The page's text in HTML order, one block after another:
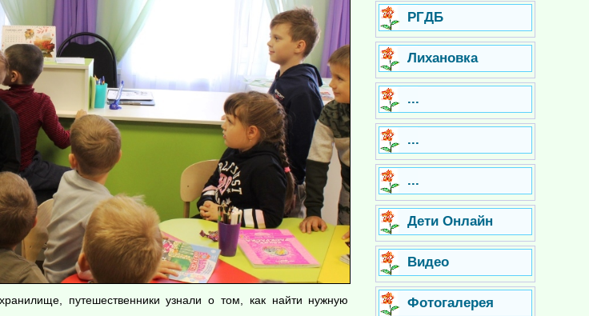
путешественники узнали о том, как найти нужную
РГДБ
Лихановка
...
...
...
Дети Онлайн
Видео
Фотогалерея